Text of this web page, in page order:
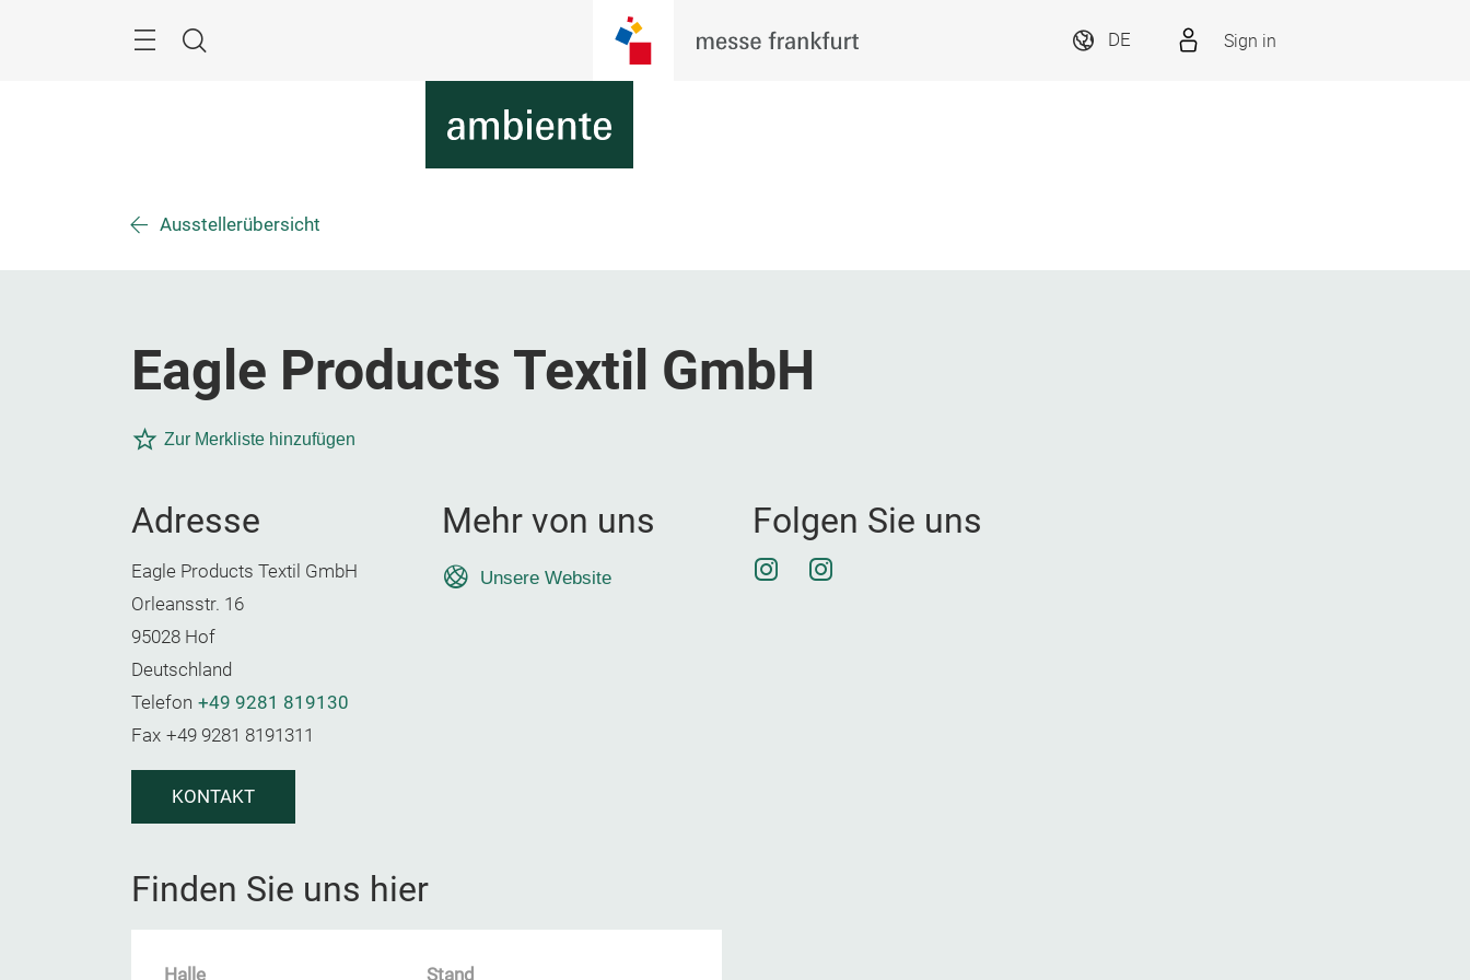
Suche
DE Sign in
Ausstellerübersicht
Eagle Products Textil GmbH
Zur Merkliste hinzufügen
Adresse
Eagle Products Textil GmbH
Orleansstr. 16
95028 Hof
Deutschland
Telefon +49 9281 819130
Fax +49 9281 8191311
KONTAKT
Mehr von uns
Unsere Website
Folgen Sie uns
InstagramInstagram
Finden Sie uns hier
Halle Stand